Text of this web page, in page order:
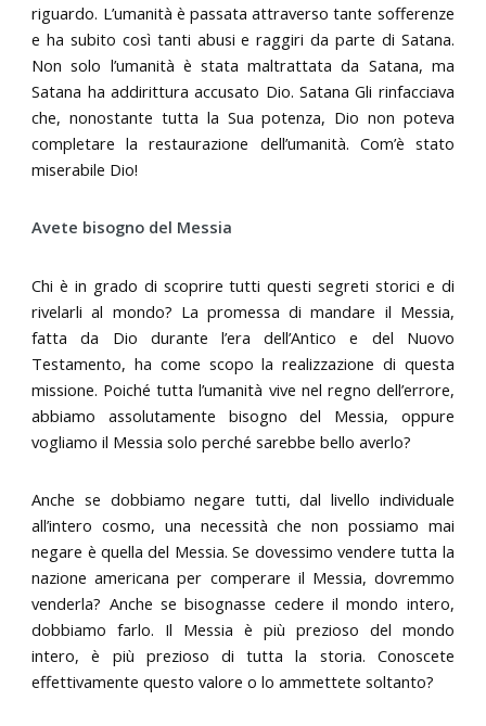
riguardo. L’umanità è passata attraverso tante sofferenze
e ha subito così tanti abusi e raggiri da parte di Satana.
Non solo l’umanità è stata maltrattata da Satana, ma
Satana ha addirittura accusato Dio. Satana Gli rinfacciava
che, nonostante tutta la Sua potenza, Dio non poteva
completare la restaurazione dell’umanità. Com’è stato
miserabile Dio!
Avete bisogno del Messia
Chi è in grado di scoprire tutti questi segreti storici e di
rivelarli al mondo? La promessa di mandare il Messia,
fatta da Dio durante l’era dell’Antico e del Nuovo
Testamento, ha come scopo la realizzazione di questa
missione. Poiché tutta l’umanità vive nel regno dell’errore,
abbiamo assolutamente bisogno del Messia, oppure
vogliamo il Messia solo perché sarebbe bello averlo?
Anche se dobbiamo negare tutti, dal livello individuale
all’intero cosmo, una necessità che non possiamo mai
negare è quella del Messia. Se dovessimo vendere tutta la
nazione americana per comperare il Messia, dovremmo
venderla? Anche se bisognasse cedere il mondo intero,
dobbiamo farlo. Il Messia è più prezioso del mondo
intero, è più prezioso di tutta la storia. Conoscete
effettivamente questo valore o lo ammettete soltanto?